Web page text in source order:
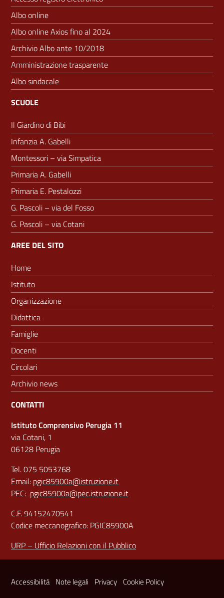
Albo online
Albo online Axios fino al 2024
Archivio Albo ante 10/2018
Amministrazione trasparente
Albo sindacale
SCUOLE
Il Giardino di Bibi
Infanzia A. Gabelli
Montessori – via Simpatica
Primaria A. Gabelli
Primaria E. Pestalozzi
G. Pascoli – via del Fosso
G. Pascoli – via Cotani
AREE DEL SITO
Home
Istituto
Organizzazione
Didattica
Famiglie
Docenti
Circolari
Archivio news
CONTATTI
Istituto Comprensivo Perugia 11
via Cotani, 1
06128 Perugia
Tel. 075 5053768
Email: pgic85900a@istruzione.it
PEC: pgic85900a@pec.istruzione.it
C.F. 94152470541
Codice meccanografico: PGIC85900A
URP – Ufficio Relazioni con il Pubblico
Accessibilità Note legali Privacy Cookie Policy